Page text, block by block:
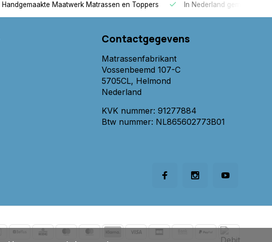
Handgemaakte Maatwerk Matrassen en Toppers In Nederland gemaakt
Contactgegevens
Matrassenfabrikant
Vossenbeemd 107-C
5705CL, Helmond
Nederland
KVK nummer: 91277884
Btw nummer: NL865602773B01